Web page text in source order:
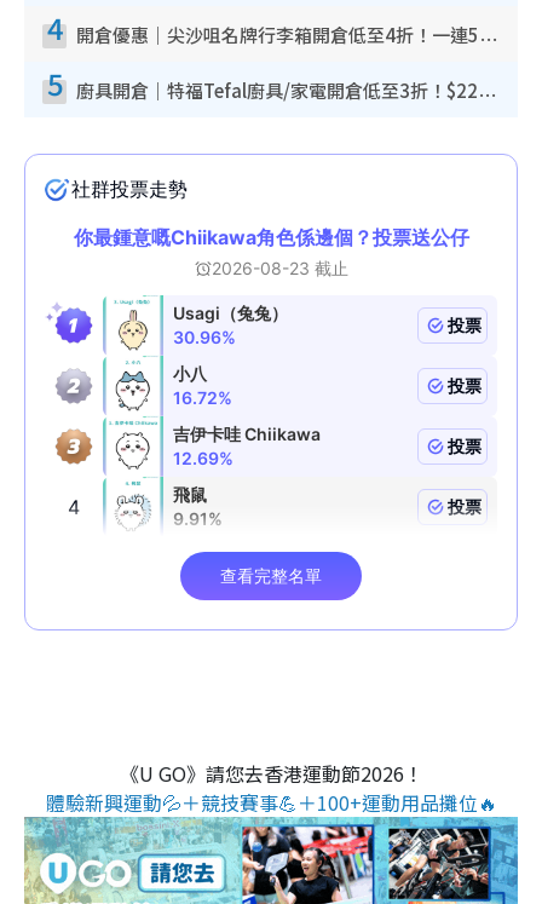
4 開倉優惠｜尖沙咀名牌行李箱開倉低至4折！一連5日 American Tourister/ace./Hallmark $200起！
5 廚具開倉｜特福Tefal廚具/家電開倉低至3折！$220起買平底鍋/炒鑊/湯煲！電飯煲/吸塵機/燙斗$418起
《U GO》請您去香港運動節2026！
體驗新興運動💦＋競技賽事💪＋100+運動用品攤位🔥